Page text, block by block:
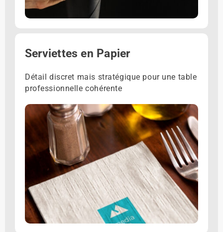
Serviettes en Papier
Détail discret mais stratégique pour une table
professionnelle cohérente